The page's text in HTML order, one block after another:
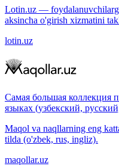
Lotin.uz —
aksincha o'girish xizmatini
lotin.uz
Самая большая коллекция
языках (узбекский,
Maqol va naqllarning eng
tilda (o'zbek, rus, ingliz).
maqollar.uz